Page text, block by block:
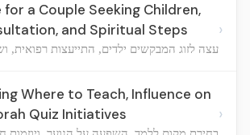
a Couple Seeking Children,
and Spiritual Steps
עצה לזוג המבקשים ילדים, התייעצות רפואית,
›
Where to Teach, Influence on
Quiz Initiatives
›